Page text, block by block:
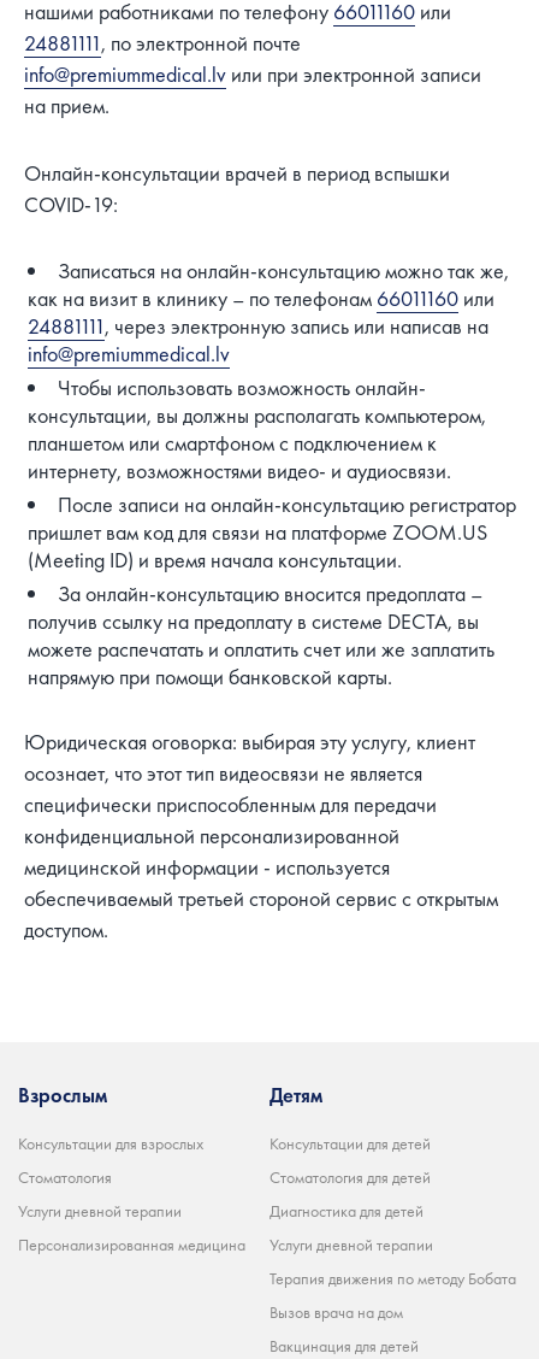
нашими работниками по телефону 66011160 или
24881111, по электронной почте
info@premiummedical.lv или при электронной записи
на прием.
Онлайн-консультации врачей в период вспышки
COVID-19:
Записаться на онлайн-консультацию можно так же,
как на визит в клинику – по телефонам 66011160 или
24881111, через электронную запись или написав на
info@premiummedical.lv
Чтобы использовать возможность онлайн-
консультации, вы должны располагать компьютером,
планшетом или смартфоном с подключением к
интернету, возможностями видео- и аудиосвязи.
После записи на онлайн-консультацию регистратор
пришлет вам код для связи на платформе ZOOM.US
(Meeting ID) и время начала консультации.
За онлайн-консультацию вносится предоплата –
получив ссылку на предоплату в системе DECTA, вы
можете распечатать и оплатить счет или же заплатить
напрямую при помощи банковской карты.
Юридическая оговорка: выбирая эту услугу, клиент
осознает, что этот тип видеосвязи не является
специфически приспособленным для передачи
конфиденциальной персонализированной
медицинской информации - используется
обеспечиваемый третьей стороной сервис с открытым
доступом.
Взрослым
Консультации для взрослых
Стоматология
Услуги дневной терапии
Персонализированная медицина
Детям
Консультации для детей
Стоматология для детей
Диагностика для детей
Услуги дневной терапии
Терапия движения по методу Бобата
Вызов врача на дом
Вакцинация для детей